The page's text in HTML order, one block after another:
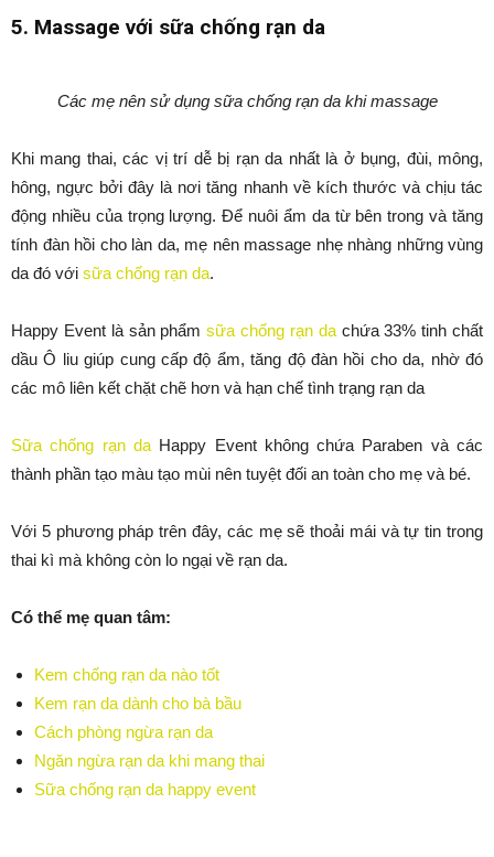
5. Massage với sữa chống rạn da
Các mẹ nên sử dụng sữa chống rạn da khi massage
Khi mang thai, các vị trí dễ bị rạn da nhất là ở bụng, đùi, mông,
hông, ngực bởi đây là nơi tăng nhanh về kích thước và chịu tác
động nhiều của trọng lượng. Để nuôi ẩm da từ bên trong và tăng
tính đàn hồi cho làn da, mẹ nên massage nhẹ nhàng những vùng
da đó với sữa chống rạn da.
Happy Event là sản phẩmsữa chống rạn dachứa 33% tinh chất
dầu Ô liu giúp cung cấp độ ẩm, tăng độ đàn hồi cho da, nhờ đó
các mô liên kết chặt chẽ hơn và hạn chế tình trạng rạn da
Sữa chống rạn daHappy Event không chứa Paraben và các
thành phần tạo màu tạo mùi nên tuyệt đối an toàn cho mẹ và bé.
Với 5 phương pháp trên đây, các mẹ sẽ thoải mái và tự tin trong
thai kì mà không còn lo ngại về rạn da.
Có thể mẹ quan tâm:
Kem chống rạn da nào tốt
Kem rạn da dành cho bà bầu
Cách phòng ngừa rạn da
Ngăn ngừa rạn da khi mang thai
Sữa chống rạn da happy event